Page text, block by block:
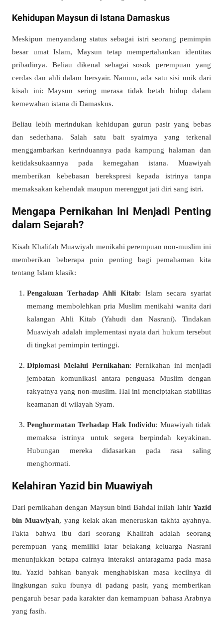
Kehidupan Maysun di Istana Damaskus
Meskipun menyandang status sebagai istri seorang pemimpin
besar umat Islam, Maysun tetap mempertahankan identitas
pribadinya. Beliau dikenal sebagai sosok perempuan yang
cerdas dan ahli dalam bersyair. Namun, ada satu sisi unik dari
kisah ini: Maysun sering merasa tidak betah hidup dalam
kemewahan istana di Damaskus.
Beliau lebih merindukan kehidupan gurun pasir yang bebas
dan sederhana. Salah satu bait syairnya yang terkenal
menggambarkan kerinduannya pada kampung halaman dan
ketidaksukaannya pada kemegahan istana. Muawiyah
memberikan kebebasan berekspresi kepada istrinya tanpa
memaksakan kehendak maupun merenggut jati diri sang istri.
Mengapa Pernikahan Ini Menjadi Penting
dalam Sejarah?
Kisah Khalifah Muawiyah menikahi perempuan non-muslim ini
memberikan beberapa poin penting bagi pemahaman kita
tentang Islam klasik:
Pengakuan Terhadap Ahli Kitab: Islam secara syariat
memang membolehkan pria Muslim menikahi wanita dari
kalangan Ahli Kitab (Yahudi dan Nasrani). Tindakan
Muawiyah adalah implementasi nyata dari hukum tersebut
di tingkat pemimpin tertinggi.
Diplomasi Melalui Pernikahan: Pernikahan ini menjadi
jembatan komunikasi antara penguasa Muslim dengan
rakyatnya yang non-muslim. Hal ini menciptakan stabilitas
keamanan di wilayah Syam.
Penghormatan Terhadap Hak Individu: Muawiyah tidak
memaksa istrinya untuk segera berpindah keyakinan.
Hubungan mereka didasarkan pada rasa saling
menghormati.
Kelahiran Yazid bin Muawiyah
Dari pernikahan dengan Maysun binti Bahdal inilah lahir Yazid
bin Muawiyah, yang kelak akan meneruskan takhta ayahnya.
Fakta bahwa ibu dari seorang Khalifah adalah seorang
perempuan yang memiliki latar belakang keluarga Nasrani
menunjukkan betapa cairnya interaksi antaragama pada masa
itu. Yazid bahkan banyak menghabiskan masa kecilnya di
lingkungan suku ibunya di padang pasir, yang memberikan
pengaruh besar pada karakter dan kemampuan bahasa Arabnya
yang fasih.